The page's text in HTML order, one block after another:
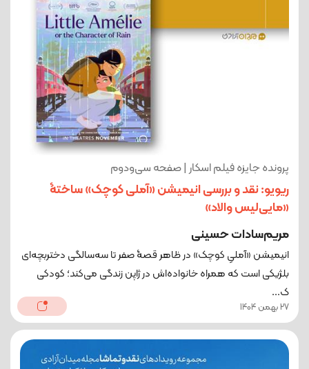
پرونده جایزه فیلم اسکار | صفحه سی‌ودوم
ریویو: نقد و بررسی انیمیشن «آملی کوچک» ساختۀ
«مایی‌لیس والاد»
مریم‌سادات حسینی
انیمیشن «آملیِ کوچک» در ظاهر قصۀ صفر تا سه‌سالگی دختربچه‌ای
بلژیکی است که همراه خانواده‌اش در ژاپن زندگی می‌کند؛ کودکی
ک...
27 بهمن 1404